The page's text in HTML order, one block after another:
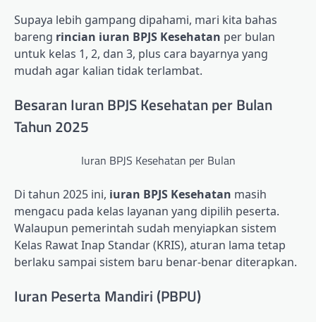
Supaya lebih gampang dipahami, mari kita bahas
bareng rincian iuran BPJS Kesehatan per bulan
untuk kelas 1, 2, dan 3, plus cara bayarnya yang
mudah agar kalian tidak terlambat.
Besaran Iuran BPJS Kesehatan per Bulan
Tahun 2025
Iuran BPJS Kesehatan per Bulan
Di tahun 2025 ini, iuran BPJS Kesehatan masih
mengacu pada kelas layanan yang dipilih peserta.
Walaupun pemerintah sudah menyiapkan sistem
Kelas Rawat Inap Standar (KRIS), aturan lama tetap
berlaku sampai sistem baru benar-benar diterapkan.
Iuran Peserta Mandiri (PBPU)